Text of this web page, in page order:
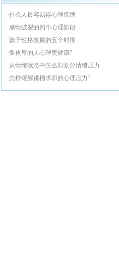
·什么人最容易得心理疾病
·感情破裂的四个心理阶段
·孩子性格发展的五个时期
·脸皮厚的人心理更健康?
·从情绪状态中怎么归划分情绪压力
·怎样缓解跳槽求职的心理压力?